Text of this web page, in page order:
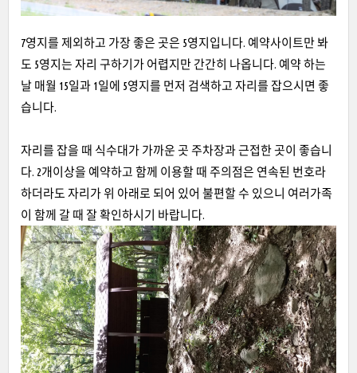
7영지를 제외하고 가장 좋은 곳은 5영지입니다. 예약사이트만 봐
도 5영지는 자리 구하기가 어렵지만 간간히 나옵니다. 예약 하는
날 매월 15일과 1일에 5영지를 먼저 검색하고 자리를 잡으시면 좋
습니다.
자리를 잡을 때 식수대가 가까운 곳 주차장과 근접한 곳이 좋습니
다. 2개이상을 예약하고 함께 이용할 때 주의점은 연속된 번호라
하더라도 자리가 위 아래로 되어 있어 불편할 수 있으니 여러가족
이 함께 갈 때 잘 확인하시기 바랍니다.